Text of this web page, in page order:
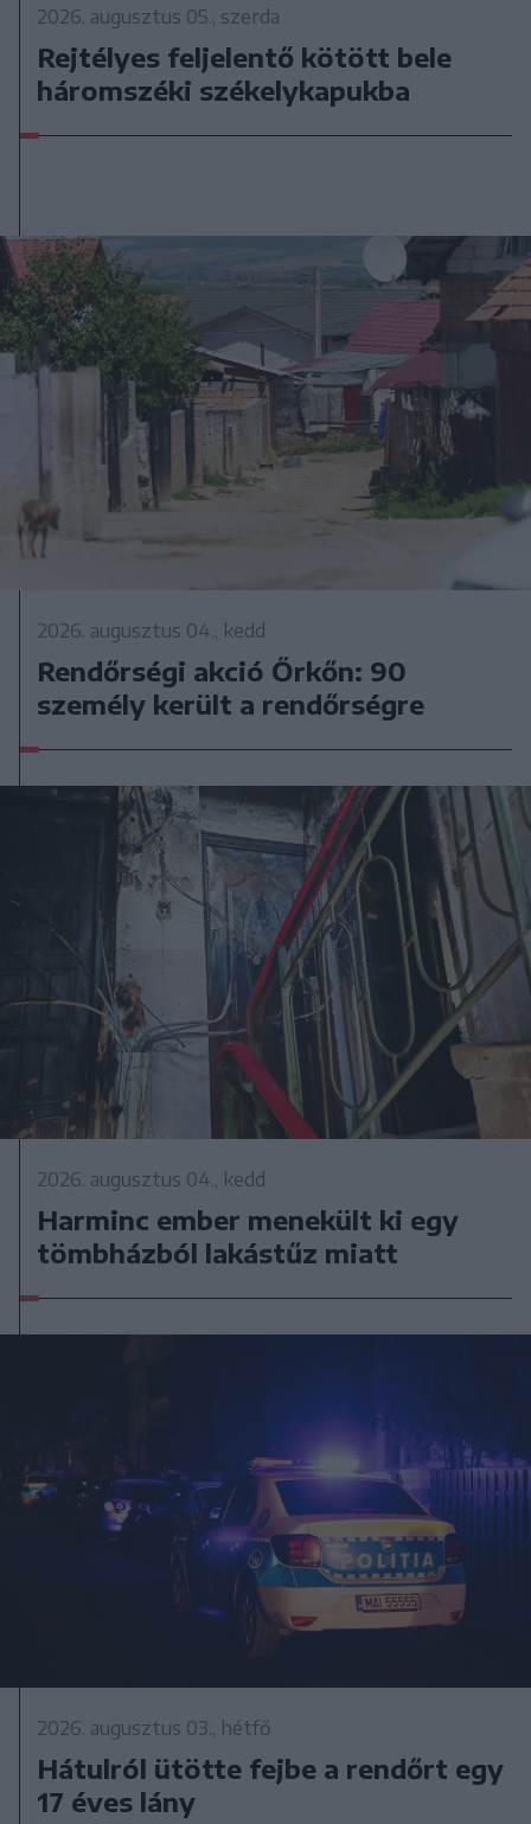
2026. augusztus 05., szerda
Rejtélyes feljelentő kötött bele
háromszéki székelykapukba
2026. augusztus 04., kedd
Rendőrségi akció Őrkőn: 90
személy került a rendőrségre
2026. augusztus 04., kedd
Harminc ember menekült ki egy
tömbházból lakástűz miatt
2026. augusztus 03., hétfő
Hátulról ütötte fejbe a rendőrt egy
17 éves lány